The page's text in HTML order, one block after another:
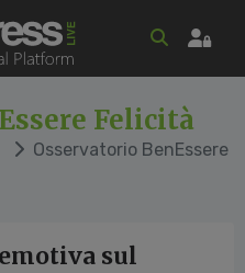
Felicità
Osservatorio BenEssere
sul